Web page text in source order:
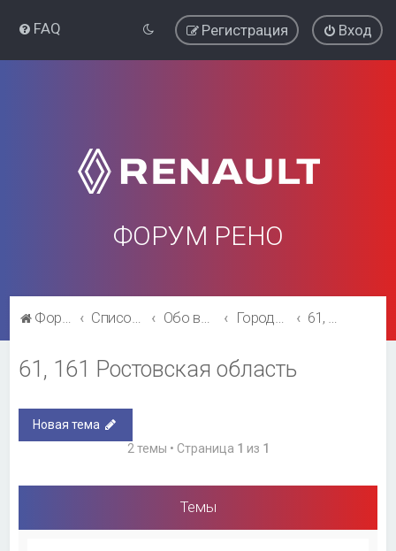
FAQ Вход
Регистрация
ФОРУМ РЕНО
Форум Рено Список форумов Обо всём остальном Города и регионы. 61, 161 Ростовская область
61, 161 Ростовская область
Новая тема
2 темы • Страница 1 из 1
Темы